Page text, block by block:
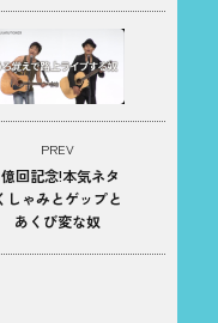
PREV
回記念!本気ネタ
しゃみとゲップと
あくび変な奴